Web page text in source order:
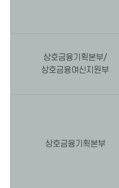
상호금융기획본부/
상호금융여신지원부
상호금융기획본부